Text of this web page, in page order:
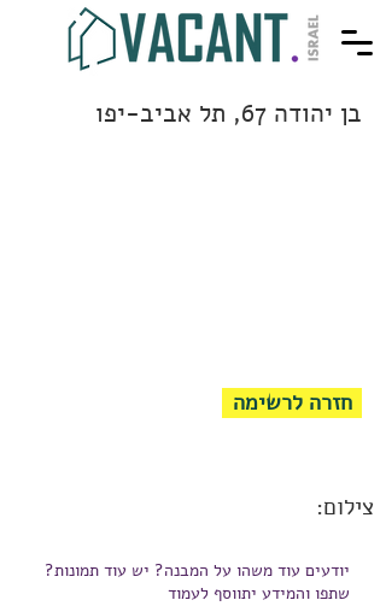
בן יהודה 67, תל אביב-יפו
חזרה לרשימה
צילום:
יודעים עוד משהו על המבנה? יש עוד תמונות?
שתפו והמידע יתווסף לעמוד